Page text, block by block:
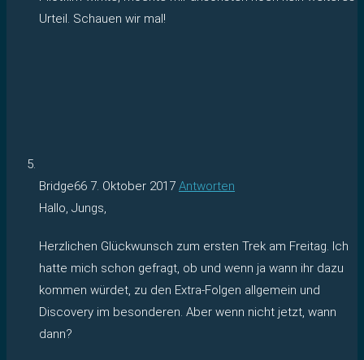
Urteil. Schauen wir mal!
Bridge66 7. Oktober 2017 Antworten
Hallo, Jungs,
Herzlichen Glückwunsch zum ersten Trek am Freitag. Ich
hatte mich schon gefragt, ob und wenn ja wann ihr dazu
kommen würdet, zu den Extra-Folgen allgemein und
Discovery im besonderen. Aber wenn nicht jetzt, wann
dann?